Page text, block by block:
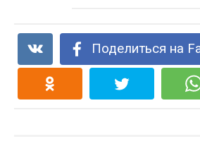
Поделиться на